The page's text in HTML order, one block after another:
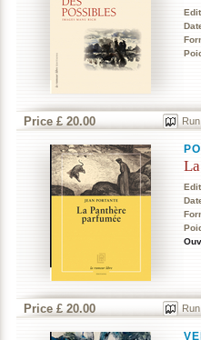
Price £ 20.00
Price £ 20.00